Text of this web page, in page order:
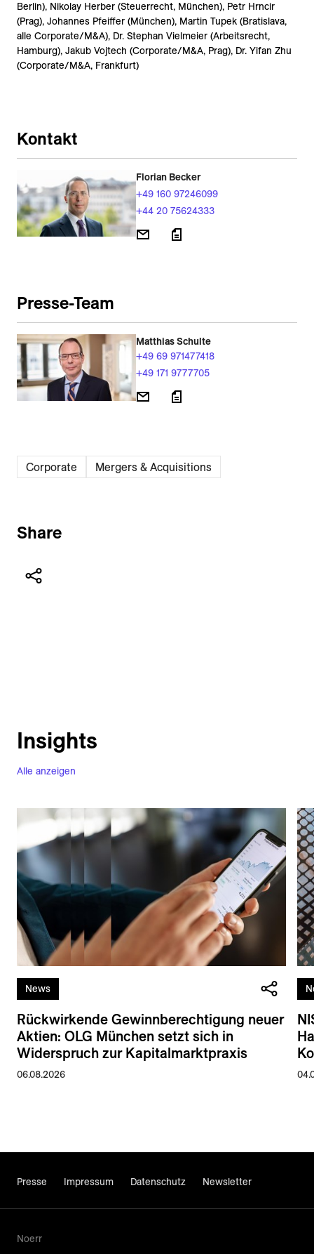
Berlin), Nikolay Herber (Steuerrecht, München), Petr Hrncir
(Prag), Johannes Pfeiffer (München), Martin Tupek (Bratislava,
alle Corporate/M&A), Dr. Stephan Vielmeier (Arbeitsrecht,
Hamburg), Jakub Vojtech (Corporate/M&A, Prag), Dr. Yifan Zhu
(Corporate/M&A, Frankfurt)
Kontakt
Florian Becker
+49 160 97246099
+44 20 75624333
Presse-Team
Matthias Schulte
+49 69 971477418
+49 171 9777705
Corporate Mergers & Acquisitions
Share
Alle anzeigen
Insights
News
Rückwirkende Gewinnberechtigung neuer
Aktien: OLG München setzt sich in
Widerspruch zur Kapitalmarktpraxis
06.08.2026
Presse Impressum Datenschutz Newsletter
Noerr